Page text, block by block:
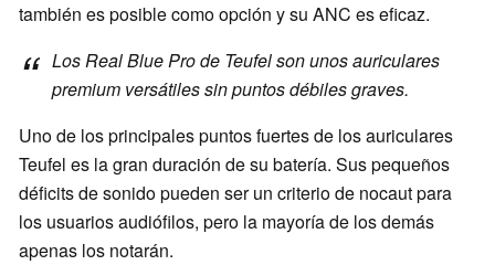
también es posible como opción y su ANC es eficaz.
Los Real Blue Pro de Teufel son unos auriculares
premium versátiles sin puntos débiles graves.
Uno de los principales puntos fuertes de los auriculares
Teufel es la gran duración de su batería. Sus pequeños
déficits de sonido pueden ser un criterio de nocaut para
los usuarios audiófilos, pero la mayoría de los demás
apenas los notarán.